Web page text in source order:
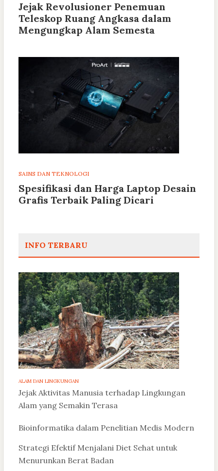
Jejak Revolusioner Penemuan
Teleskop Ruang Angkasa dalam
Mengungkap Alam Semesta
SAINS DAN TEKNOLOGI
Spesifikasi dan Harga Laptop Desain
Grafis Terbaik Paling Dicari
INFO TERBARU
ALAM DAN LINGKUNGAN
Jejak Aktivitas Manusia terhadap Lingkungan
Alam yang Semakin Terasa
Bioinformatika dalam Penelitian Medis Modern
Strategi Efektif Menjalani Diet Sehat untuk
Menurunkan Berat Badan